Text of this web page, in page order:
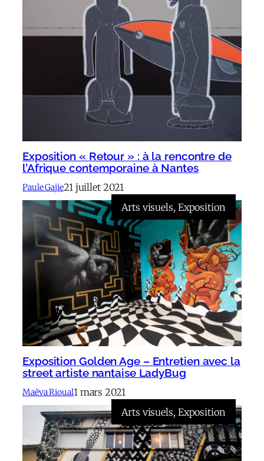
Exposition « Retour » : à la rencontre de
l’Afrique contemporaine à Nantes
Paule Gajie21 juillet 2021
Arts visuels, Exposition
Exposition Golden Age – Entretien avec la
street artiste nantaise LadyBug
Maëva Rioual1 mars 2021
Arts visuels, Exposition